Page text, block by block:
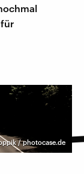
/ photocase.de